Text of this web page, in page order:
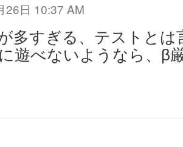
26日 10:37 AM
多すぎる、テストと
遊べないようなら、β